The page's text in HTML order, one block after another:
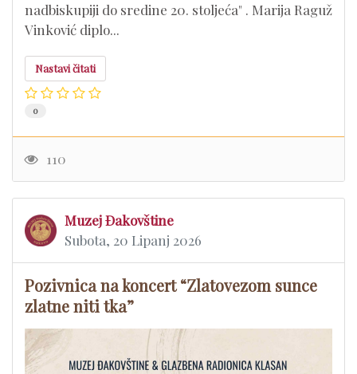
nadbiskupiji do sredine 20. stoljeća" . Marija Raguž
Vinković diplo...
Nastavi čitati
0
110
Muzej Đakovštine
Subota, 20 Lipanj 2026
Pozivnica na koncert “Zlatovezom sunce
zlatne niti tka”